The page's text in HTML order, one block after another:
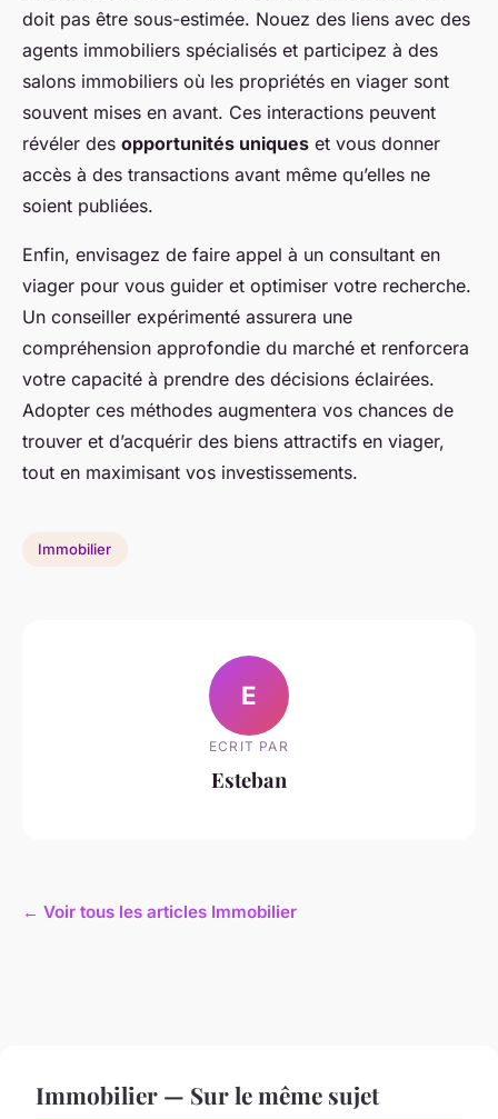
doit pas être sous-estimée. Nouez des liens avec des
agents immobiliers spécialisés et participez à des
salons immobiliers où les propriétés en viager sont
souvent mises en avant. Ces interactions peuvent
révéler des opportunités uniques et vous donner
accès à des transactions avant même qu’elles ne
soient publiées.
Enfin, envisagez de faire appel à un consultant en
viager pour vous guider et optimiser votre recherche.
Un conseiller expérimenté assurera une
compréhension approfondie du marché et renforcera
votre capacité à prendre des décisions éclairées.
Adopter ces méthodes augmentera vos chances de
trouver et d’acquérir des biens attractifs en viager,
tout en maximisant vos investissements.
Immobilier
E
ECRIT PAR
Esteban
← Voir tous les articles Immobilier
Immobilier — Sur le même sujet